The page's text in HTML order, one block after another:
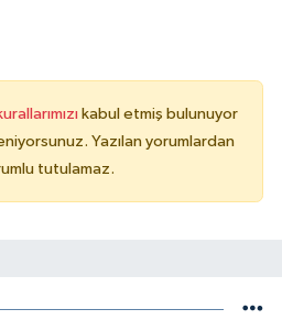
kabul etmiş bulunuyor
Yazılan yorumlardan
tutulamaz.